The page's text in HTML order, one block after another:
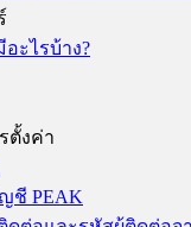
ะไรบ้าง?
ตั้งค่า
ชี PEAK